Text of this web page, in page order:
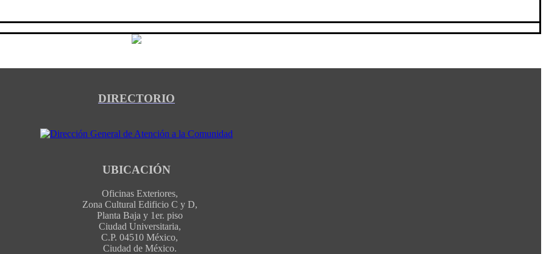
DIRECTORIO
UBICACIÓN
Oficinas Exteriores,
Zona Cultural Edificio C y D,
Planta Baja y 1er. piso
Ciudad Universitaria,
C.P. 04510 México,
Ciudad de México.